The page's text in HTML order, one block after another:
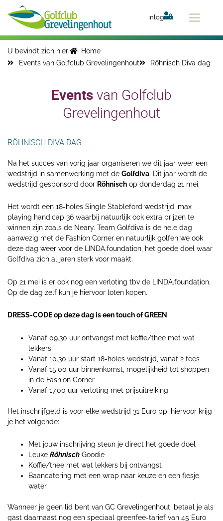
naar
inhoud
inlog
U bevindt zich hier:
Home
Events van Golfclub Grevelingenhout
Röhnisch Diva dag
Events van Golfclub
Grevelingenhout
RÖHNISCH DIVA DAG
Na het succes van vorig jaar organiseren we dit jaar weer een
wedstrijd in samenwerking met de Golfdiva. Dit jaar wordt de
wedstrijd gesponsord door Röhnisch op donderdag 21 mei.
Het wordt een 18-holes Single Stableford wedstrijd, max
playing handicap 36 waarbij natuurlijk ook extra prijzen te
winnen zijn zoals de Neary. Team Golfdiva is de hele dag
aanwezig met de Fashion Corner en natuurlijk golfen we ook
deze dag weer voor de LINDA.foundation, het goede doel waar
Golfdiva zich al jaren sterk voor maakt.
Op 21 mei is er ook nog een verloting tbv de LINDA.foundation.
Op de dag zelf kun je hiervoor loten kopen.
DRESS-CODE op deze dag is een touch of GREEN
Vanaf 09.30 uur ontvangst met koffie/thee met wat
lekkers
Vanaf 10.30 uur start 18-holes wedstrijd, vanaf 2 tees
Vanaf 15.00 uur binnenkomst, mogelijkheid tot shoppen
in de Fashion Corner
Vanaf 17.00 uur verloting met prijsuitreiking
Het inschrijfgeld is voor elke wedstrijd 31 Euro pp, hiervoor krijg
je het volgende:
Met jouw inschrijving steun je direct het goede doel
Leuke Röhnisch Goodie
Koffie/thee met wat lekkers bij ontvangst
Baancatering met een wrap naar keuze en een flesje
water
Wanneer je geen lid bent van GC Grevelingenhout, betaal je als
gast daarnaast nog een speciaal greenfee-tarief van 45 Euro